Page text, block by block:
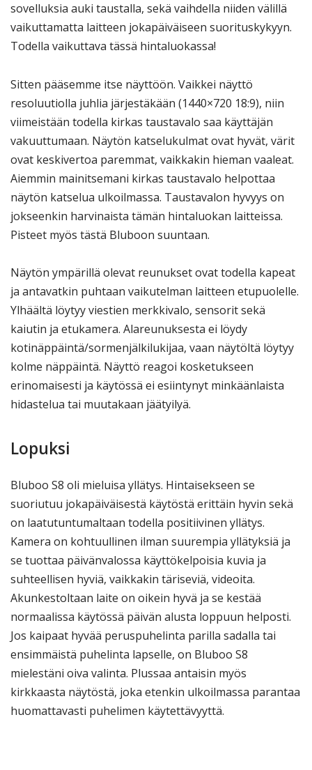
sovelluksia auki taustalla, sekä vaihdella niiden välillä
vaikuttamatta laitteen jokapäiväiseen suorituskykyyn.
Todella vaikuttava tässä hintaluokassa!
Sitten pääsemme itse näyttöön. Vaikkei näyttö
resoluutiolla juhlia järjestäkään (1440×720 18:9), niin
viimeistään todella kirkas taustavalo saa käyttäjän
vakuuttumaan. Näytön katselukulmat ovat hyvät, värit
ovat keskivertoa paremmat, vaikkakin hieman vaaleat.
Aiemmin mainitsemani kirkas taustavalo helpottaa
näytön katselua ulkoilmassa. Taustavalon hyvyys on
jokseenkin harvinaista tämän hintaluokan laitteissa.
Pisteet myös tästä Bluboon suuntaan.
Näytön ympärillä olevat reunukset ovat todella kapeat
ja antavatkin puhtaan vaikutelman laitteen etupuolelle.
Ylhäältä löytyy viestien merkkivalo, sensorit sekä
kaiutin ja etukamera. Alareunuksesta ei löydy
kotinäppäintä/sormenjälkilukijaa, vaan näytöltä löytyy
kolme näppäintä. Näyttö reagoi kosketukseen
erinomaisesti ja käytössä ei esiintynyt minkäänlaista
hidastelua tai muutakaan jäätyilyä.
Lopuksi
Bluboo S8 oli mieluisa yllätys. Hintaisekseen se
suoriutuu jokapäiväisestä käytöstä erittäin hyvin sekä
on laatutuntumaltaan todella positiivinen yllätys.
Kamera on kohtuullinen ilman suurempia yllätyksiä ja
se tuottaa päivänvalossa käyttökelpoisia kuvia ja
suhteellisen hyviä, vaikkakin täriseviä, videoita.
Akunkestoltaan laite on oikein hyvä ja se kestää
normaalissa käytössä päivän alusta loppuun helposti.
Jos kaipaat hyvää peruspuhelinta parilla sadalla tai
ensimmäistä puhelinta lapselle, on Bluboo S8
mielestäni oiva valinta. Plussaa antaisin myös
kirkkaasta näytöstä, joka etenkin ulkoilmassa parantaa
huomattavasti puhelimen käytettävyyttä.